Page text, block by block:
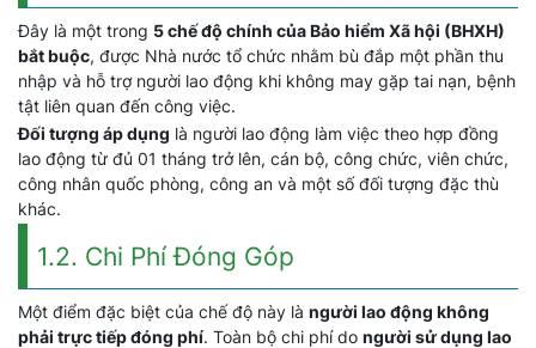
Đây là một trong 5 chế độ chính của Bảo hiểm Xã hội (BHXH)
bắt buộc, được Nhà nước tổ chức nhằm bù đắp một phần thu
nhập và hỗ trợ người lao động khi không may gặp tai nạn, bệnh
tật liên quan đến công việc.
Đối tượng áp dụng là người lao động làm việc theo hợp đồng
lao động từ đủ 01 tháng trở lên, cán bộ, công chức, viên chức,
công nhân quốc phòng, công an và một số đối tượng đặc thù
khác.
1.2. Chi Phí Đóng Góp
Một điểm đặc biệt của chế độ này là người lao động không
phải trực tiếp đóng phí. Toàn bộ chi phí do người sử dụng lao